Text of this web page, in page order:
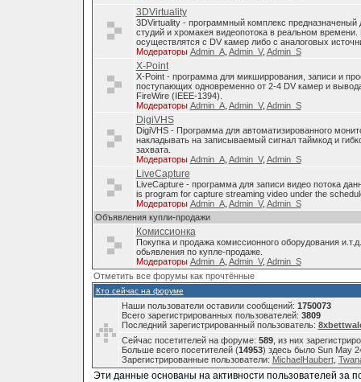
3DVirtuality
3DVirtuality - программный комплекс предназначеный
студий и хромакея видеопотока в реальном
осуществлятся с DV камер либо с аналоговых
Модераторы Admin_A, Admin_V, Admin_S
X-Point
X-Point - программа для микширрования, записи и
поступающих одновременно от 2-4 DV камер и
FireWire (IEEE-1394).
Модераторы Admin_A, Admin_V, Admin_S
DigiVHS
DigiVHS - Программа для автоматизированного
накладывать на записываемый сигнал таймкод и
захвата.
Модераторы Admin_A, Admin_V, Admin_S
LiveCapture
LiveCapture - программа для записи видео потока
is program for capture streaming video under the
Модераторы Admin_A, Admin_V, Admin_S
Объявления купли-продажи
Комиссионка
Покупка и продажа комиссионного оборудования
обьявления по купле-продаже.
Модераторы Admin_A, Admin_V, Admin_S
Отметить все форумы как прочтённые
Кто сейчас на форуме
Наши пользователи оставили сообщений: 1750073
Всего зарегистрированных пользователей: 3809
Последний зарегистрированный пользователь:
Сейчас посетителей на форуме: 589, из них
Больше всего посетителей (14953) здесь было Sun May
Зарегистрированные пользователи: MichaelHaubert,
Эти данные основаны на активности пользователей за